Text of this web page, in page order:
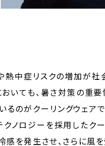
中症リスクの増加が社
いても、暑さ対策の重
るのがクーリングウェア
ロジーを採用したクー
を発生させ、さらに風